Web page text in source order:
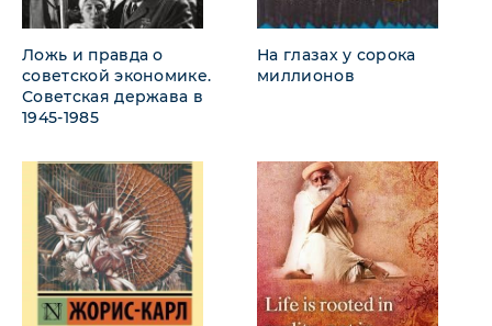
Ложь и правда о
советской экономике.
Советская держава в
1945-1985
На глазах у сорока
миллионов